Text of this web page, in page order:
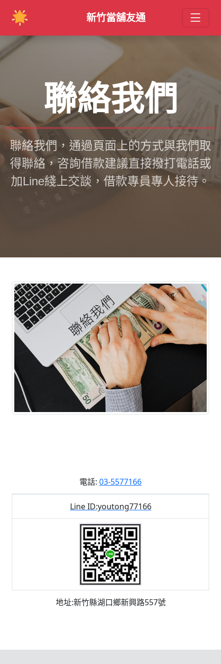
新竹當舖友通
聯絡我們
聯絡我們，通過頁面上的方式與我們取
得聯絡，咨詢借款建議直接撥打電話或
加Line綫上交談，借款專員專人接待。
電話: 03-5577166
Line ID:youtong77166
地址:新竹縣湖口鄉新興路557號